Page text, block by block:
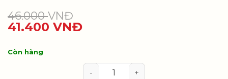
46.000VNĐ
41.400 VNĐ
Còn hàng
Kế hoạch bài dạy Ngữ văn 11